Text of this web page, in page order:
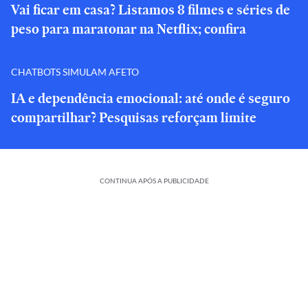
Vai ficar em casa? Listamos 8 filmes e séries de
peso para maratonar na Netflix; confira
CHATBOTS SIMULAM AFETO
IA e dependência emocional: até onde é seguro
compartilhar? Pesquisas reforçam limite
CONTINUA APÓS A PUBLICIDADE